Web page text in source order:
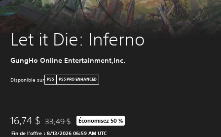
Let it Die: Inferno
GungHo Online Entertainment,Inc.
Disponible sur PS5 PS5 PRO ENHANCED
16,74 $ Remise par rapport au prix d'origine de 33,49 $
33,49 $ Économisez 50 %
Fin de l’offre : 8/13/2026 06:59 AM UTC